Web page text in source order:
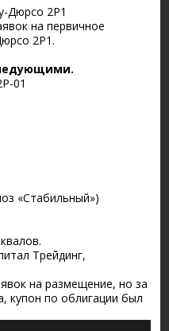
Дюрсо 2Р1
на первичное
2Р1.
01
«Стабильный»)
Трейдинг,
на размещение, но за
купон по облигации был